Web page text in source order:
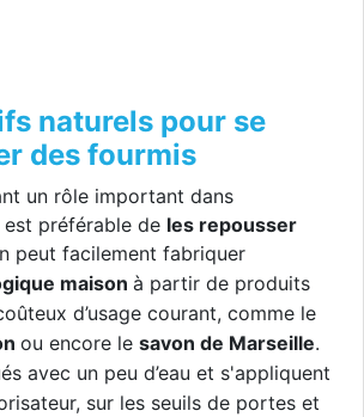
naturels pour se
des fourmis
un rôle important dans
est préférable de les repousser
peut facilement fabriquer
maison à partir de produits
d’usage courant, comme le
ou encore le savon de Marseille.
avec un peu d’eau et s'appliquent
sur les seuils de portes et